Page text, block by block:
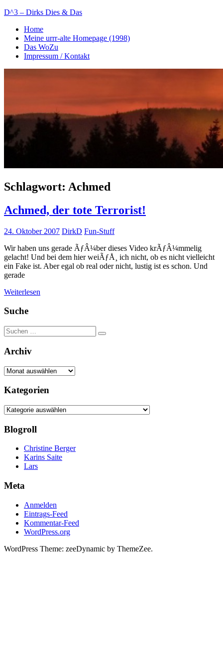
Zum
springen
D^3 – Dirks Dies & Das
Mein
Notizblog
Home
Meine urrr-alte Homepage (1998)
Das WoZu
Impressum / Kontakt
Schlagwort: Achmed
Achmed, der tote Terrorist!
24. Oktober 2007 DirkD Fun-Stuff
Wir haben uns gerade ÃƒÂ¼ber dieses Video krÃƒÂ¼mmelig
gelacht! Und bei dem hier weiÃƒÅ¸ ich nicht, ob es nicht vielleicht
ein Fake ist. Aber egal ob real oder nicht, lustig ist es schon. Und
gerade
Weiterlesen
Suche
Suchen
nach:
Suchen
Archiv
Archiv
Kategorien
Kategorien
Blogroll
Christine Berger
Karins Saite
Lars
Meta
Anmelden
Eintrags-Feed
Kommentar-Feed
WordPress.org
WordPress Theme: zeeDynamic by ThemeZee.